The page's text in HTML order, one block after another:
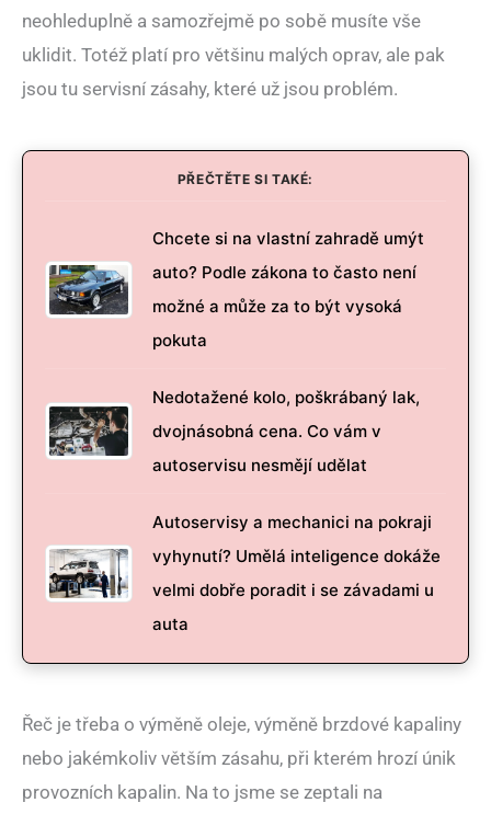
neohleduplně a samozřejmě po sobě musíte vše
uklidit. Totéž platí pro většinu malých oprav, ale pak
jsou tu servisní zásahy, které už jsou problém.
PŘEČTĚTE SI TAKÉ:
Chcete si na vlastní zahradě umýt
auto? Podle zákona to často není
možné a může za to být vysoká
pokuta
Nedotažené kolo, poškrábaný lak,
dvojnásobná cena. Co vám v
autoservisu nesmějí udělat
Autoservisy a mechanici na pokraji
vyhynutí? Umělá inteligence dokáže
velmi dobře poradit i se závadami u
auta
Řeč je třeba o výměně oleje, výměně brzdové kapaliny
nebo jakémkoliv větším zásahu, při kterém hrozí únik
provozních kapalin. Na to jsme se zeptali na